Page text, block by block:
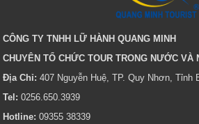
CÔNG TY TNHH LỮ HÀNH QUANG MINH
CHUYÊN TỔ CHỨC TOUR TRONG NƯỚC VÀ
Địa Chỉ: 407 Nguyễn Huệ, TP. Quy Nhơn, Tỉnh
Tel: 0256.650.3939
Hotline: 09355 38339